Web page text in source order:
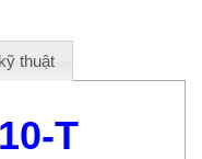
thuật
T